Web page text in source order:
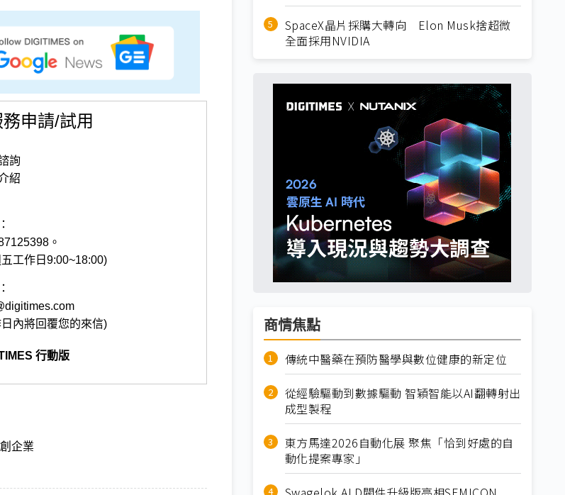
申請/試用
詢
紹
。
工作日9:00~18:00)
內將回覆您的來信)
行動版
企業
SpaceX晶片採購大轉向 Elon Musk捨超微
全面採用NVIDIA
商情焦點
傳統中醫藥在預防醫學與數位健康的新定位
從經驗驅動到數據驅動 智穎智能以AI翻轉射出
成型製程
東方馬達2026自動化展 聚焦「恰到好處的自
動化提案專家」